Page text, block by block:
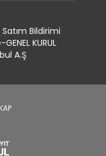
Satım Bildirimi
GENEL KURUL
A.Ş